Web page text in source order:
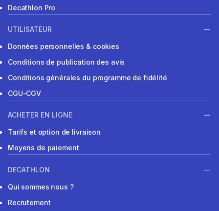
Decathlon Pro
UTILISATEUR
Données personnelles & cookies
Conditions de publication des avis
Conditions générales du programme de fidélité
CGU-CGV
ACHETER EN LIGNE
Tarifs et option de livraison
Moyens de paiement
DECATHLON
Qui sommes nous ?
Recrutement